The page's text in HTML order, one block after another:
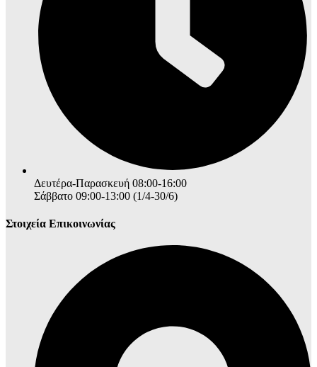
Δευτέρα-Παρασκευή 08:00-16:00
Σάββατο 09:00-13:00 (1/4-30/6)
Στοιχεία Επικοινωνίας